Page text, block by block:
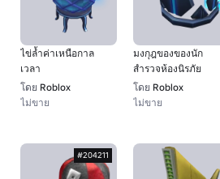
ไข่ล้ำค่าเหนือกาล
เวลา
โดย Roblox
ไม่ขาย
มงกุฎของของนัก
สำรวจห้องนิรภัย
โดย Roblox
ไม่ขาย
#204211